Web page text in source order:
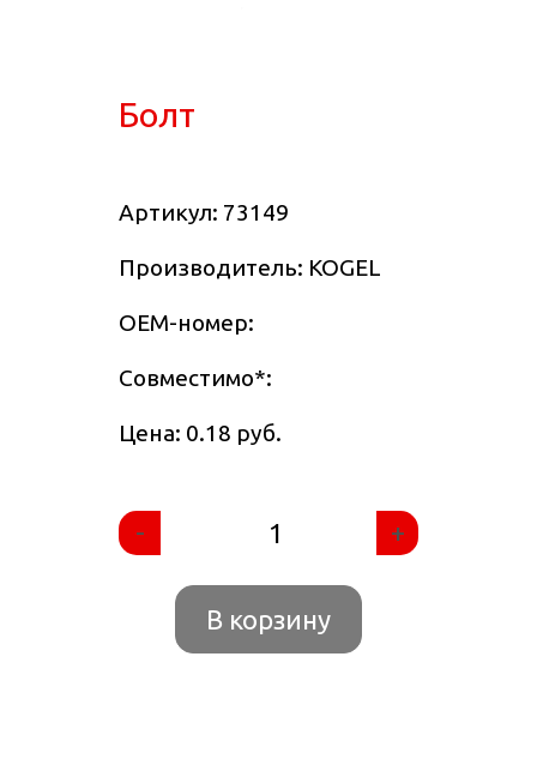
Болт
Артикул: 73149
Производитель: KOGEL
OEM-номер:
Совместимо*:
Цена: 0.18 руб.
- +
В корзину